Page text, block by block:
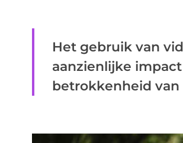
Het gebruik van
aanzienlijke
betrokkenheid